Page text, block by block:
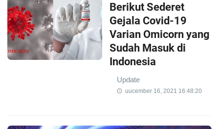
Berikut Sederet
Gejala Covid-19
Varian Omicorn yang
Sudah Masuk di
Indonesia
Update
uucember 16, 2021 16:48:20